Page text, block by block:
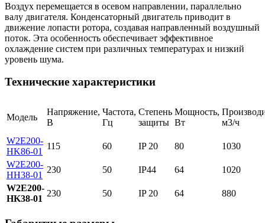
Воздух перемещается в осевом направлении, параллельно
валу двигателя. Конденсаторный двигатель приводит в
движение лопасти ротора, создавая направленный воздушный
поток. Эта особенность обеспечивает эффективное
охлаждение систем при различных температурах и низкий
уровень шума.
Технические характеристики
Модель
Напряжение,
В
Частота,
Гц
Степень
защиты
Мощность,
Вт
м3/ч
W2E200-
HK86-01
115 60 IP 20 80
1030
W2E200-
HH38-01
230 50 IP44 64
1020
W2E200-
HK38-01
230 50 IP 20 64 880